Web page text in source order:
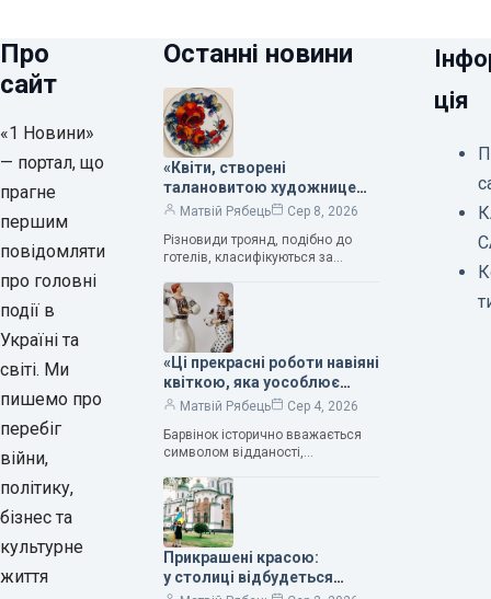
Про
сайт
«1 Новини»
— портал, що
прагне
першим
повідомляти
про головні
події в
Україні та
світі. Ми
пишемо про
перебіг
війни,
політику,
бізнес та
культурне
життя
Останні новини
«Квіти, створені
талановитою художницею
Валентиною Трегубовою,
— колекціонерка Людмила
Карпінська-Романюк
Матвій Рябець
Сер 8, 2026
Різновиди троянд, подібно до
готелів, класифікуються за
класифікації квітів їх лише чотири.
Критерії оцінки включають
розмір…
«Ці прекрасні роботи навіяні
квіткою, яка уособлює
нескінченне кохання», —
Людмила Карпінська-
Романюк
Матвій Рябець
Сер 4, 2026
Барвінок історично вважається
символом відданості,
та тривалого подружнього союзу.
Саме тому ця рослина надихала і
продовжує надихати митців на
Прикрашені красою:
у столиці відбудеться
ція